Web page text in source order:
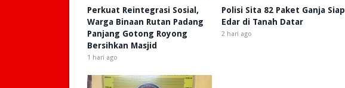
Perkuat Reintegrasi Sosial,
Warga Binaan Rutan Padang
Panjang Gotong Royong
Bersihkan Masjid
1 hari ago
Polisi Sita 82 Paket Ganja Siap
Edar di Tanah Datar
2 hari ago